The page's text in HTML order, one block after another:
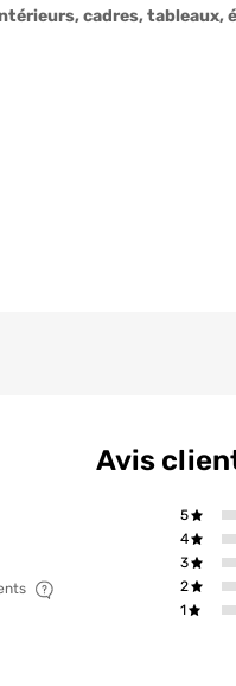
cadres, tableaux,
Avis
5
4
3
2
1